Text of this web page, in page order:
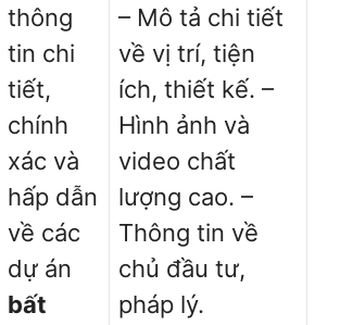
thông
tin chi
tiết,
chính
xác và
hấp dẫn
về các
dự án
bất
– Mô tả chi tiết
về vị trí, tiện
ích, thiết kế. –
Hình ảnh và
video chất
lượng cao. –
Thông tin về
chủ đầu tư,
pháp lý.